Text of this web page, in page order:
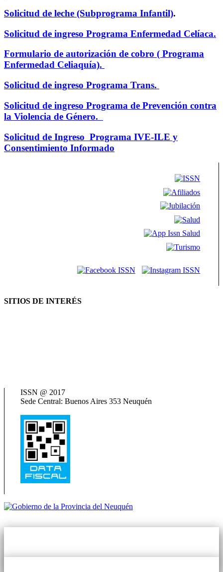
Solicitud de leche (Subprograma Infantil).
Solicitud de ingreso Programa Enfermedad Celíaca.
Formulario de autorización de cobro ( Programa
Enfermedad Celiaquía).
Solicitud de ingreso Programa Trans.
Solicitud de ingreso Programa de Prevención contra
la Violencia de Género.
Solicitud de Ingreso Programa IVE-ILE y
Consentimiento Informado
SITIOS DE INTERÉS
ISSN @ 2017
Sede Central: Buenos Aires 353 Neuquén